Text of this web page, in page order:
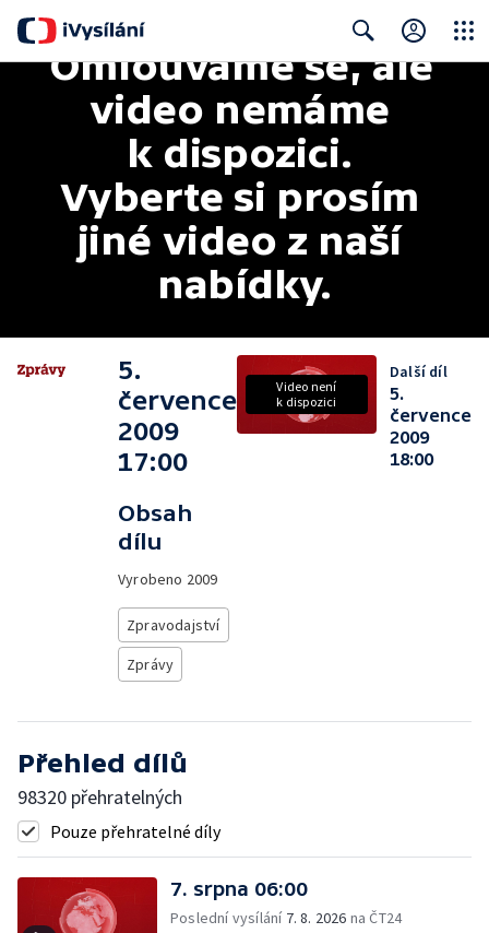
Search
Omlouváme se, ale
video nemáme
k dispozici.
Vyberte si prosím
jiné video z naší
nabídky.
5.
července
2009
17:00
Obsah
dílu
Vyrobeno 2009
Zpravodajství
Zprávy
Video není
k dispozici
Další díl
5.
července
2009
18:00
Přehled dílů
98320 přehratelných
Pouze přehratelné díly
7. srpna 06:00
Poslední vysílání 7. 8. 2026 na ČT24